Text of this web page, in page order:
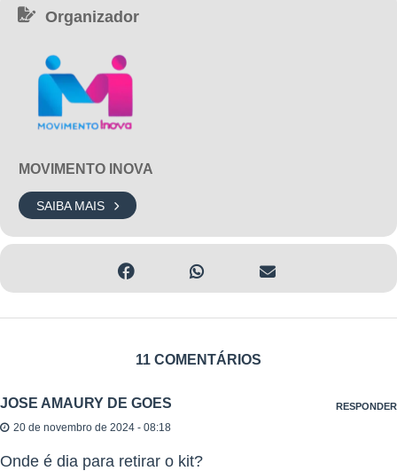
Organizador
MOVIMENTO INOVA
SAIBA MAIS
11 COMENTÁRIOS
JOSE AMAURY DE GOES
20 de novembro de 2024 - 08:18
Onde é dia para retirar o kit?
RESPONDER